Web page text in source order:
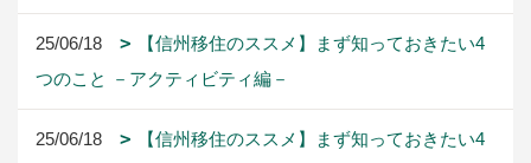
25/06/18
【信州移住のススメ】まず知っておきたい4
つのこと －アクティビティ編－
25/06/18 【信州移住のススメ】まず知っておきたい4